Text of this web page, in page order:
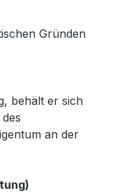
Gründen
behält er sich
an der